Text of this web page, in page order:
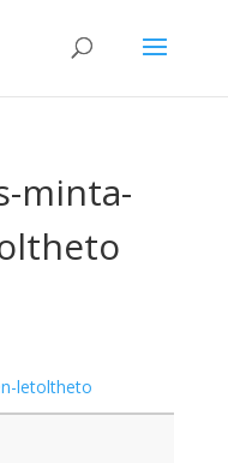
minta-
letoltheto